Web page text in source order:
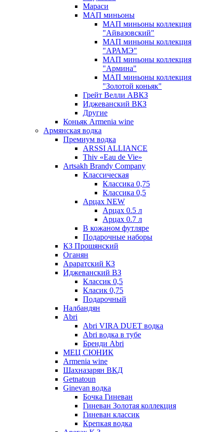
Мараси
МАП миньоны
МАП миньоны коллекция
"Айвазовский"
МАП миньоны коллекция
"АРАМЭ"
МАП миньоны коллекция
"Армина"
МАП миньоны коллекция
"Золотой коньяк"
Грейт Велли АВКЗ
Иджеванский ВКЗ
Другие
Коньяк Armenia wine
Армянская водка
Премиум водка
ARSSI ALLIANCE
Thiv «Eau de Vie»
Artsakh Brandy Company
Классическая
Классика 0,75
Классика 0,5
Арцах NEW
Арцах 0.5 л
Арцах 0.7 л
В кожаном футляре
Подарочные наборы
КЗ Прошянский
Оганян
Араратский КЗ
Иджеванский ВЗ
Классик 0,5
Класик 0,75
Подарочный
Налбандян
Abri
Abri VIRA DUET водка
Abri водка в тубе
Бренди Abri
МЕЦ СЮНИК
Armenia wine
Шахназарян ВКД
Getnatoun
Ginevan водка
Бочка Гиневан
Гиневан Золотая коллекция
Гиневан классик
Крепкая водка